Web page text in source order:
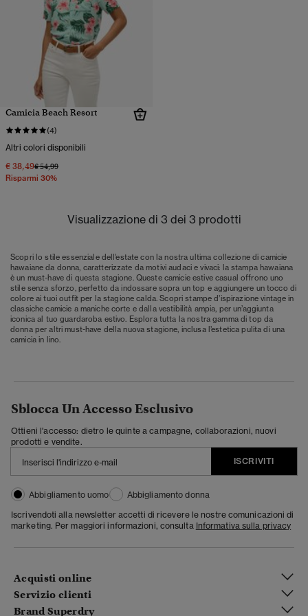
Camicia Beach Resort
(4)
Altri colori disponibili
€ 38,49Prezzo ridotto da
€ 54,99a
Risparmi 30%
Visualizzazione di 3 dei 3 prodotti
Scopri lo stile essenziale dell’estate con la nostra ultima collezione di camicie
hawaiane da donna, caratterizzate da motivi audaci e vivaci: la stampa hawaiana
è un must-have di questa stagione. Queste camicie estive casual offrono uno
stile senza sforzo, perfetto da indossare sopra un top e aggiungere un tocco di
colore ai tuoi outfit per la stagione calda. Scopri stampe d’ispirazione vintage in
classiche camicie a maniche corte e dalla vestibilità ampia, per un’aggiunta
iconica al tuo guardaroba estivo. Esplora tutta la nostra gamma di top da
donna per altri must-have della nuova stagione, inclusa l’estetica pulita di una
camicia in lino.
Sblocca Un Accesso Esclusivo
Ottieni l'accesso: dietro le quinte a campagne, collaborazioni, nuovi
prodotti e vendite.
ISCRIVITI
Abbigliamento uomo
Abbigliamento donna
Iscrivendoti alla newsletter accetti di ricevere le nostre comunicazioni di
marketing. Per maggiori informazioni, consulta Informativa sulla privacy
Acquisti online
Servizio clienti
Brand Superdry